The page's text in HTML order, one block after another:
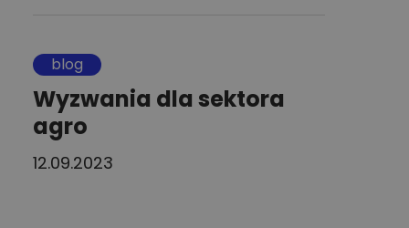
blog
Wyzwania dla sektora
agro
12.09.2023